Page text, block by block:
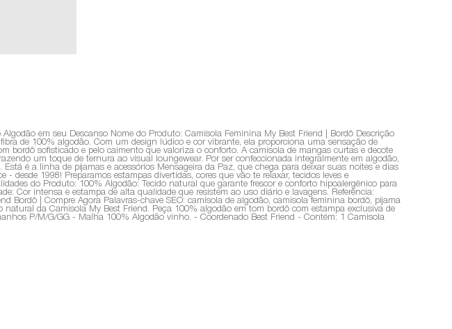
em seu Descanso Nome do Produto: Camisola Feminina My Best Friend | Bordô Descrição
de 100% algodão. Com um design lúdico e cor vibrante, ela proporciona uma sensação de
bordô sofisticado e pelo caimento que valoriza o conforto. A camisola de mangas curtas e decote
um toque de ternura ao visual loungewear. Por ser confeccionada integralmente em algodão,
é a linha de pijamas e acessórios Mensageira da Paz, que chega para deixar suas noites e dias
desde 1998! Preparamos estampas divertidas, cores que vão te relaxar, tecidos leves e
do Produto: 100% Algodão: Tecido natural que garante frescor e conforto hipoalergênico para
Cor intensa e estampa de alta qualidade que resistem ao uso diário e lavagens. Referência:
Bordô | Compre Agora Palavras-chave SEO: camisola de algodão, camisola feminina bordô, pijama
da Camisola My Best Friend. Peça 100% algodão em tom bordô com estampa exclusiva de
P/M/G/GG - Malha 100% Algodão vinho. - Coordenado Best Friend - Contém: 1 Camisola